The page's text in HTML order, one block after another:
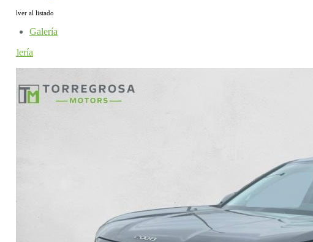
Volver al listado
Galería
Galería